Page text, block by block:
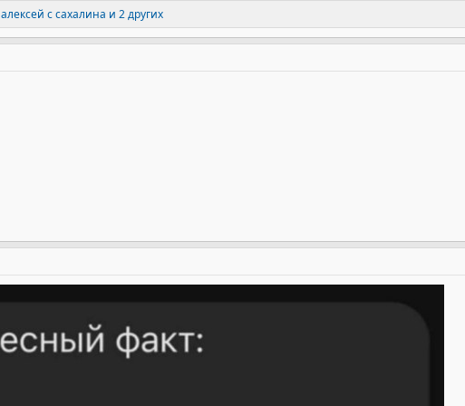
алексей с сахалина и 2 других